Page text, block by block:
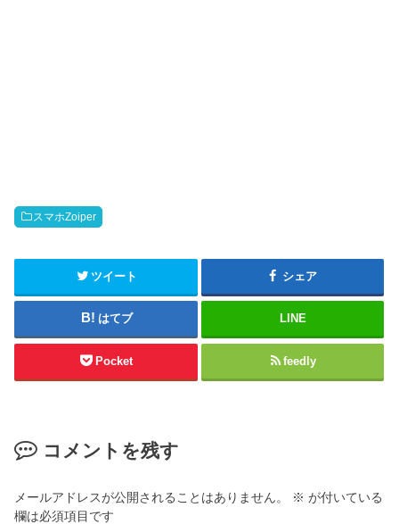
スマホZoiper
ツイート シェア
はてブ LINE
Pocket feedly
コメントを残す
メールアドレスが公開されることはありません。 ※ が付いている
欄は必須項目です